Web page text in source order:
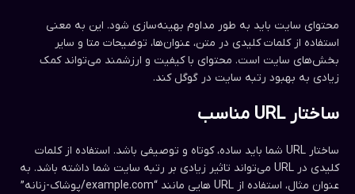
محتوای سایت باید به طور مداوم بهینه‌سازی شود. این به معنی
استفاده از کلمات کلیدی در متن، عنوان‌ها، توضیحات متا و سایر
بخش‌های سایت است. محتوای با کیفیت و ارزشمند می‌تواند کمک
زیادی به بهبود رتبه سایت در گوگل کند.
ساختار URL مناسب
ساختار URL شما باید ساده، کوتاه و توصیفی باشد. استفاده از کلمات
کلیدی در URL می‌تواند تاثیر زیادی بر رتبه سایت شما داشته باشد. به
عنوان مثال، استفاده از URL هایی مانند “example.com/پوشاک-زنانه”